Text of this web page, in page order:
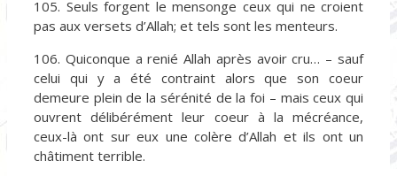
105. Seuls forgent le mensonge ceux qui ne croient
pas aux versets d’Allah; et tels sont les menteurs.
106. Quiconque a renié Allah après avoir cru… – sauf
celui qui y a été contraint alors que son coeur
demeure plein de la sérénité de la foi – mais ceux qui
ouvrent délibérément leur coeur à la mécréance,
ceux-là ont sur eux une colère d’Allah et ils ont un
châtiment terrible.